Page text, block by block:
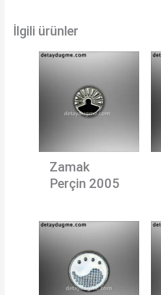
İlgili ürünler
Zamak
Perçin 2005